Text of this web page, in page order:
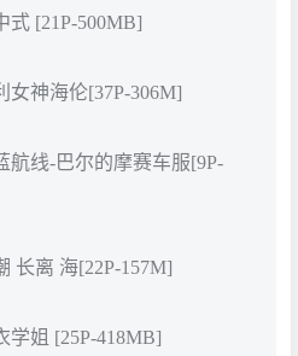
式 [21P-500MB]
女神海伦[37P-306M]
航线-巴尔的摩赛车服[9P-
长离 海[22P-157M]
学姐 [25P-418MB]